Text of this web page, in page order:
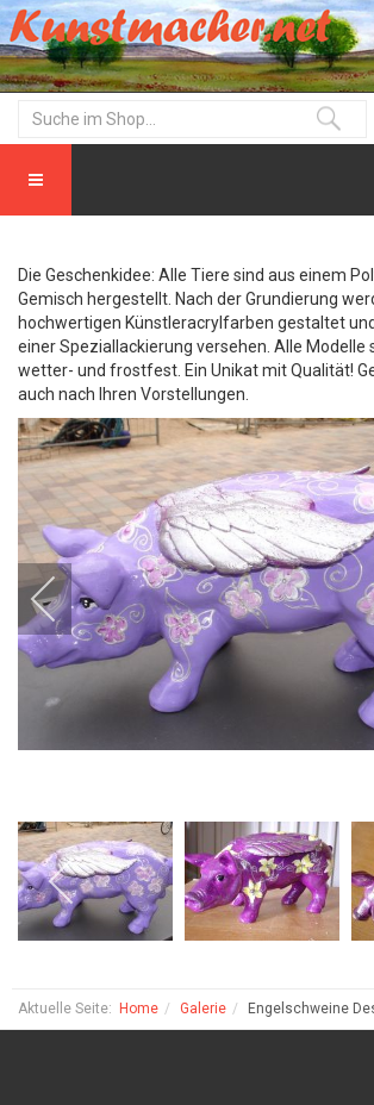
Die Geschenkidee: Alle Tiere sind aus einem
Gemisch hergestellt. Nach der Grundierung
hochwertigen Künstleracrylfarben gestaltet
einer Speziallackierung versehen. Alle Modelle
wetter- und frostfest. Ein Unikat mit Qualität!
auch nach Ihren Vorstellungen.
Aktuelle Seite: Home Galerie Engelschweine